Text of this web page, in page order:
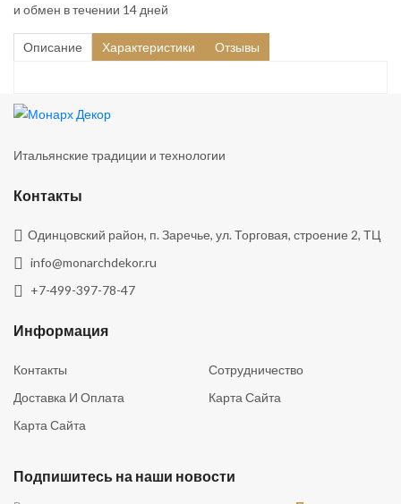
и обмен в течении 14 дней
Описание Характеристики Отзывы
Итальянские традиции и технологии
Контакты
Одинцовский район, п. Заречье, ул. Торговая, строение 2, ТЦ
info@monarchdekor.ru
+7-499-397-78-47
Информация
Контакты
Сотрудничество
Доставка И Оплата
Карта Сайта
Карта Сайта
Подпишитесь на наши новости